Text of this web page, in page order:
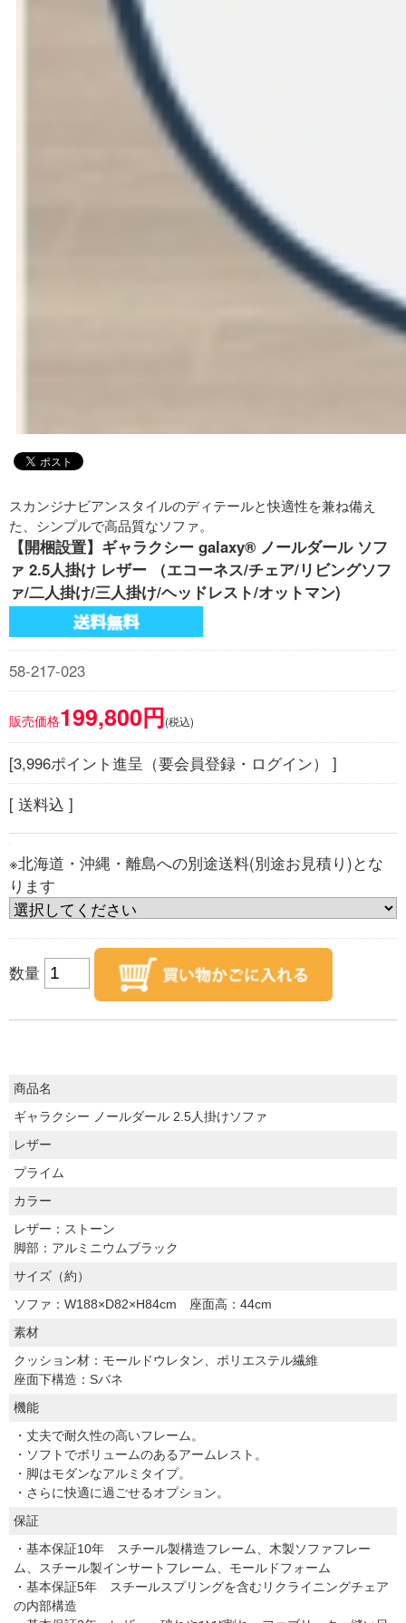
スカンジナビアンスタイルのディテールと快適性を兼ね備え
た、シンプルで高品質なソファ。
【開梱設置】ギャラクシー galaxy® ノールダール ソフ
ァ 2.5人掛け レザー （エコーネス/チェア/リビングソフ
ァ/二人掛け/三人掛け/ヘッドレスト/オットマン)
58-217-023
販売価格199,800円(税込)
[3,996ポイント進呈（要会員登録・ログイン） ]
[ 送料込 ]
※北海道・沖縄・離島への別途送料(別途お見積り)とな
ります
数量
商品名
ギャラクシー ノールダール 2.5人掛けソファ
レザー
プライム
カラー
レザー：ストーン
脚部：アルミニウムブラック
サイズ（約）
ソファ：W188×D82×H84cm 座面高：44cm
素材
クッション材：モールドウレタン、ポリエステル繊維
座面下構造：Sバネ
機能
・丈夫で耐久性の高いフレーム。
・ソフトでボリュームのあるアームレスト。
・脚はモダンなアルミタイプ。
・さらに快適に過ごせるオプション。
保証
・基本保証10年 スチール製構造フレーム、木製ソファフレー
ム、スチール製インサートフレーム、モールドフォーム
・基本保証5年 スチールスプリングを含むリクライニングチェア
の内部構造